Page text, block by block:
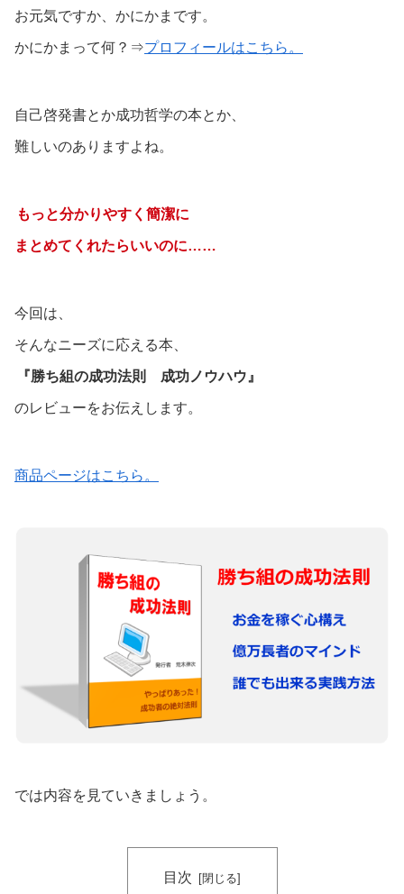
お元気ですか、かにかまです。
かにかまって何？⇒プロフィールはこちら。
自己啓発書とか成功哲学の本とか、
難しいのありますよね。
もっと分かりやすく簡潔に
まとめてくれたらいいのに……
今回は、
そんなニーズに応える本、
『勝ち組の成功法則 成功ノウハウ』
のレビューをお伝えします。
商品ページはこちら。
では内容を見ていきましょう。
目次